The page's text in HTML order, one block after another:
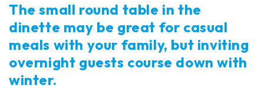
The small round table in the
dinette may be great for casual
meals with your family, but inviting
overnight guests course down with
winter.